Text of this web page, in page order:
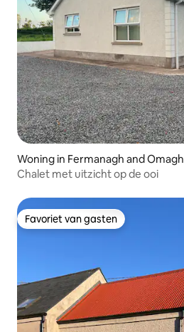
Woning in Fermanagh and Omagh
Chalet met uitzicht op de ooi
Favoriet van gasten
Favoriet van gasten